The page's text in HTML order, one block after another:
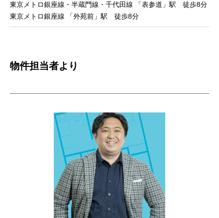
東京メトロ銀座線・半蔵門線・千代田線 「表参道」駅 徒歩8分
東京メトロ銀座線 「外苑前」駅 徒歩8分
物件担当者より